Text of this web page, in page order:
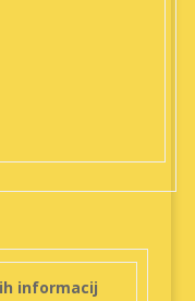
informacij